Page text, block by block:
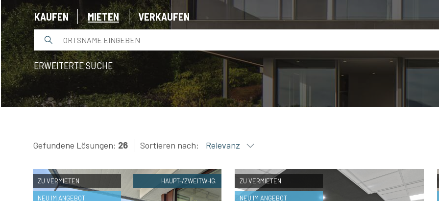
KAUFEN MIETEN VERKAUFEN
ERWEITERTE SUCHE
Gefundene Lösungen: 26 Sortieren nach: Relevanz
ZU VERMIETEN
NEU IM ANGEBOT
HAUPT-/ZWEITWHG. ZU VERMIETEN
NEU IM ANGEBOT
NEUIGKEITEN
UNTERNEHMEN
KONTAKTE